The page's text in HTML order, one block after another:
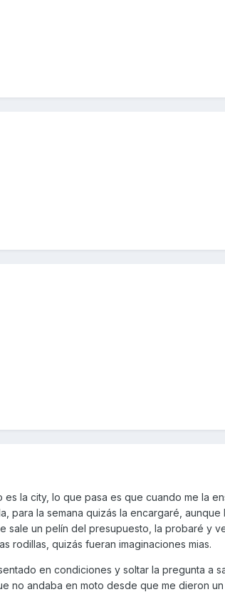
la city, lo que pasa es que cuando me la
para la semana quizás la encargaré, aunque
sale un pelín del presupuesto, la probaré y
rodillas, quizás fueran imaginaciones mias.
en condiciones y soltar la pregunta a
no andaba en moto desde que me dieron